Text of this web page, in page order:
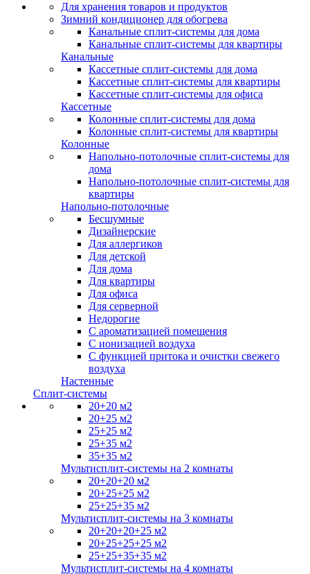
Для хранения товаров и продуктов
Зимний кондиционер для обогрева
Канальные сплит-системы для дома
Канальные сплит-системы для квартиры
Канальные
Кассетные сплит-системы для дома
Кассетные сплит-системы для квартиры
Кассетные сплит-системы для офиса
Кассетные
Колонные сплит-системы для дома
Колонные сплит-системы для квартиры
Колонные
Напольно-потолочные сплит-системы для
дома
Напольно-потолочные сплит-системы для
квартиры
Напольно-потолочные
Бесшумные
Дизайнерские
Для аллергиков
Для детской
Для дома
Для квартиры
Для офиса
Для серверной
Недорогие
С ароматизацией помещения
С ионизацией воздуха
С функцией притока и очистки свежего
воздуха
Настенные
Сплит-системы
20+20 м2
20+25 м2
25+25 м2
25+35 м2
35+35 м2
Мультисплит-системы на 2 комнаты
20+20+20 м2
20+25+25 м2
25+25+35 м2
Мультисплит-системы на 3 комнаты
20+20+20+25 м2
20+25+25+25 м2
25+25+35+35 м2
Мультисплит-системы на 4 комнаты